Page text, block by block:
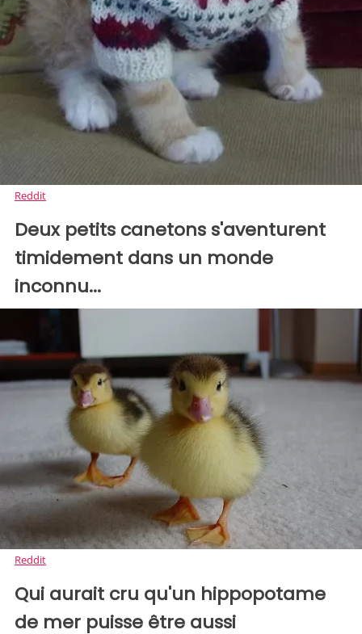
Reddit
Deux petits canetons s'aventurent
timidement dans un monde
inconnu...
Reddit
Qui aurait cru qu'un hippopotame
de mer puisse être aussi